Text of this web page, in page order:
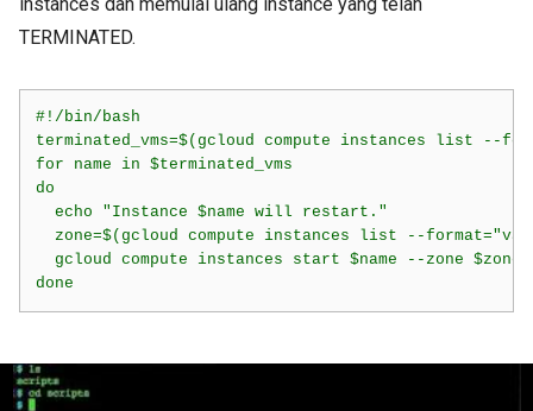
instances dan memulai ulang instance yang telah
TERMINATED.
#!/bin/bash
terminated_vms=$(gcloud compute instances list --
for name in $terminated_vms
do
  echo "Instance $name will restart."
zone=$(gcloud compute instances list --
  gcloud compute instances start $name --zone $zone
done